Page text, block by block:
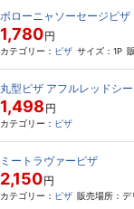
ボローニャソーセージピザ
1,780円
カテゴリー： ピザ サイズ：1P
丸型ピザ アフルレッドシ
1,498 円
カテゴリー： ピザ
ミートラヴァーピザ
2,150円
カテゴリー： ピザ 販売場所：デ